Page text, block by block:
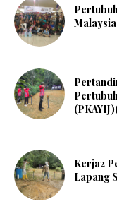
Kerja2
Lapang